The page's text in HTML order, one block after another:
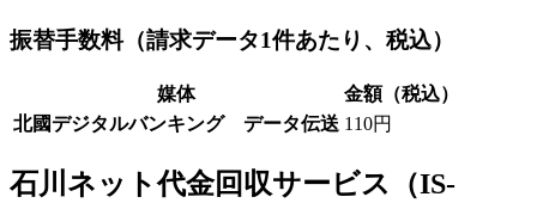
振替手数料（請求データ1件あたり、税込）
媒体
金額（税込）
北國デジタルバンキング データ伝送 110円
石川ネット代金回収サービス（IS-